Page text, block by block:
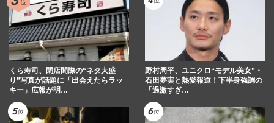
【目撃撮】森泉、娘をバレエ教室に送った
後に“イケメン僧侶の夫”の腕に絡みつき…
結婚７年目でも夫婦円満…
週刊女性2025年7月22日号 2025/7/10
くら寿司、閉店間際の“ネタ大盛
り”写真が話題に「出会えたらラッ
キー」広報が明…
野村周平、ユニクロ“モデル美女”・
石田夢実と熱愛報道！下半身強調の
「過激すぎ…